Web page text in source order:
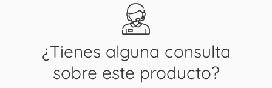
¿Tienes alguna consulta
sobre este producto?